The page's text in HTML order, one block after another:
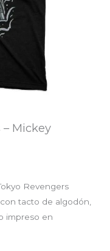
Mickey
Revengers
tacto de algodón,
impreso en